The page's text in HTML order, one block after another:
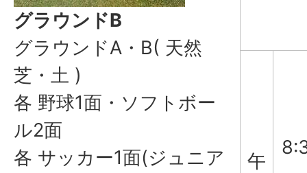
グラウンドB
グラウンドA・B( 天然
芝・土 )
各 野球1面・ソフトボー
ル2面
各 サッカー1面(ジュニア
午